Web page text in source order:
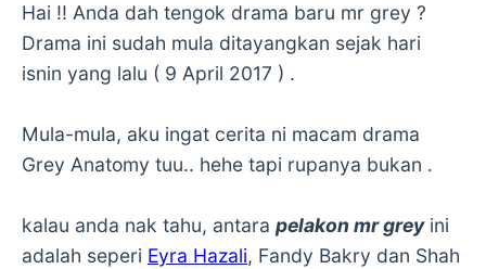
Hai !! Anda dah tengok drama baru mr grey ?
Drama ini sudah mula ditayangkan sejak hari
isnin yang lalu ( 9 April 2017 ) .
Mula-mula, aku ingat cerita ni macam drama
Grey Anatomy tuu.. hehe tapi rupanya bukan .
kalau anda nak tahu, antara pelakon mr greyini
adalah seperi Eyra Hazali, Fandy Bakry dan Shah